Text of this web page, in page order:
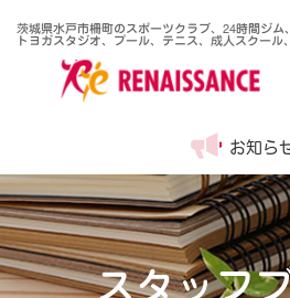
茨城県水戸市柵町のスポーツクラブ、24時間ジ
トヨガスタジオ、プール、テニス、成人スクー
お知ら
スタッフ